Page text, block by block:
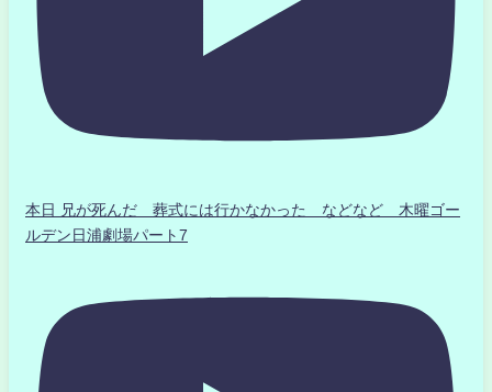
本日 兄が死んだ 葬式には行かなかった などなど 木曜ゴー
ルデン日浦劇場パート7